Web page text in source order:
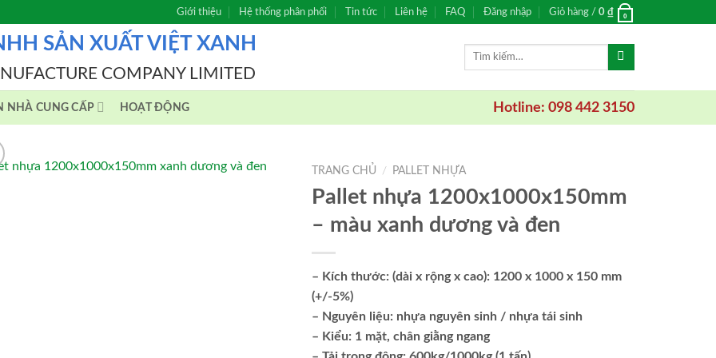
Giới thiệu Hệ thống phân phối Tin tức Liên hệ FAQ Đăng nhập Giỏ hàng / 0 ₫ 0
SẢN XUẤT VIỆT XANH
COMPANY LIMITED
Tìm
NHÀ CUNG CẤP HOẠT ĐỘNG Hotline: 098 442 3150
TRANG CHỦ / PALLET NHỰA
Pallet nhựa 1200x1000x150mm
– màu xanh dương và đen
– Kích thước: (dài x rộng x cao): 1200 x 1000 x 150 mm
(+/-5%)
– Nguyên liệu: nhựa nguyên sinh / nhựa tái sinh
– Kiểu: 1 mặt, chân giằng ngang